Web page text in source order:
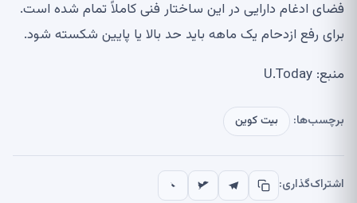
فضای ادغام دارایی در این ساختار فنی کاملاً تمام شده است.
برای رفع ازدحام یک ماهه باید حد بالا یا پایین شکسته شود.
منبع: U.Today
برچسب‌ها: بیت کوین
اشتراک‌گذاری: